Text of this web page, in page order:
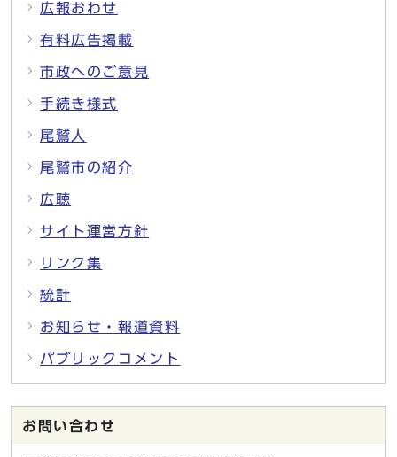
広報おわせ
有料広告掲載
市政へのご意見
手続き様式
尾鷲人
尾鷲市の紹介
広聴
サイト運営方針
リンク集
統計
お知らせ・報道資料
パブリックコメント
お問い合わせ